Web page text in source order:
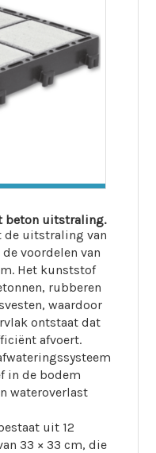
beton uitstraling.
de uitstraling van
voordelen van
Het kunststof
rubberen
waardoor
ontstaat dat
afvoert.
in de bodem
wateroverlast
uit 12
33 × 33 cm, die